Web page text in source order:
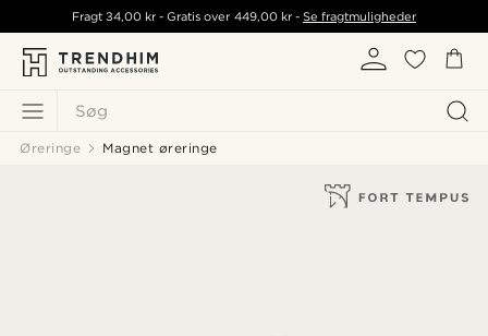
Søg
Fragt34,00 kr - Gratis over 449,00 kr- Se fragtmuligheder
Øreringe Magnet øreringe